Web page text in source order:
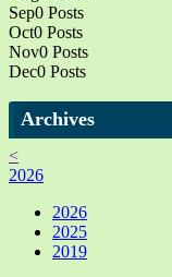
Sep0 Posts
Oct0 Posts
Nov0 Posts
Dec0 Posts
Archives
<
2026
2026
2025
2019